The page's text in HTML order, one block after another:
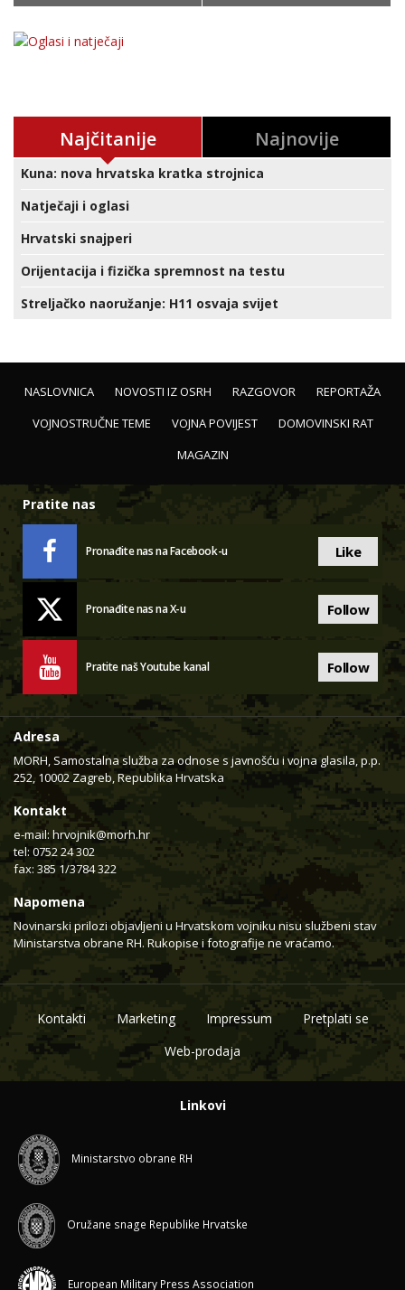
Najčitanije Najnovije
Kuna: nova hrvatska kratka strojnica
Natječaji i oglasi
Hrvatski snajperi
Orijentacija i fizička spremnost na testu
Streljačko naoružanje: H11 osvaja svijet
NASLOVNICA NOVOSTI IZ OSRH RAZGOVOR
REPORTAŽA
VOJNOSTRUČNE TEME
VOJNA POVIJEST
DOMOVINSKI RAT
MAGAZIN
Pratite nas
Pronađite nas na Facebook-u Like
Pronađite nas na X-u Follow
Pratite naš Youtube kanal Follow
Adresa
MORH, Samostalna služba za odnose s javnošću i vojna glasila, p.p.
252, 10002 Zagreb, Republika Hrvatska
Kontakt
e-mail: hrvojnik@morh.hr
tel: 0752 24 302
fax: 385 1/3784 322
Napomena
Novinarski prilozi objavljeni u Hrvatskom vojniku nisu službeni stav
Ministarstva obrane RH. Rukopise i fotografije ne vraćamo.
Kontakti Marketing Impressum
Pretplati se
Web-prodaja
Linkovi
Ministarstvo obrane RH
Oružane snage Republike Hrvatske
European Military Press Association